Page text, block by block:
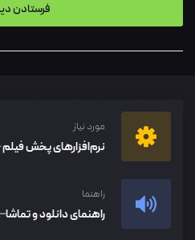
مورد نیاز
نرم‌افزار‌های پخش فیلم
راهنما
راهنمای دانلود و تماشا